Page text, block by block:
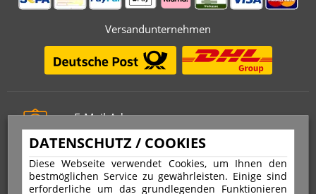
DATENSCHUTZ / COOKIES
Diese Webseite verwendet Cookies, um Ihnen den
bestmöglichen Service zu gewährleisten. Einige sind
erforderliche um das grundlegenden Funktionieren
Versandunternehmen
E-Mail-Adresse
info@stempelfritz.de
Telefon
0221 677 812 08